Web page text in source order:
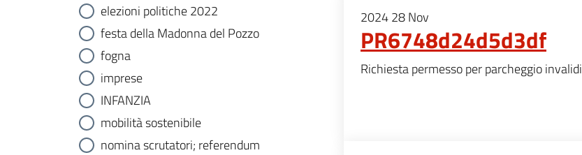
elezioni politiche 2022
festa della Madonna del Pozzo
fogna
imprese
INFANZIA
mobilità sostenibile
nomina scrutatori; referendum
202428Nov
PR6748d24d5d3df
Richiesta permesso per parcheggio invalidi